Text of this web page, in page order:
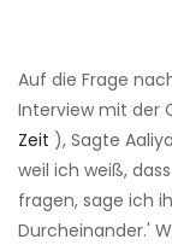
Auf die Frage
Interview mit der
Zeit ), Sagte
weil ich weiß,
fragen, sage ich
Durcheinander.'